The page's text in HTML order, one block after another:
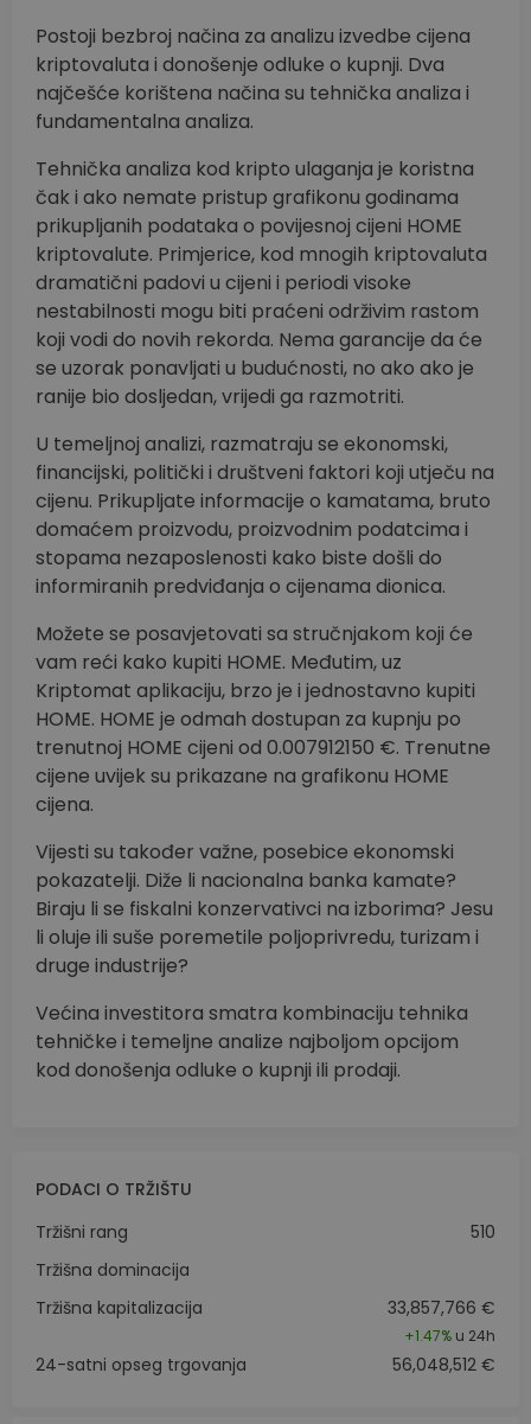
Postoji bezbroj načina za analizu izvedbe cijena
kriptovaluta i donošenje odluke o kupnji. Dva
najčešće korištena načina su tehnička analiza i
fundamentalna analiza.
Tehnička analiza kod kripto ulaganja je koristna
čak i ako nemate pristup grafikonu godinama
prikupljanih podataka o povijesnoj cijeni HOME
kriptovalute. Primjerice, kod mnogih kriptovaluta
dramatični padovi u cijeni i periodi visoke
nestabilnosti mogu biti praćeni održivim rastom
koji vodi do novih rekorda. Nema garancije da će
se uzorak ponavljati u budućnosti, no ako ako je
ranije bio dosljedan, vrijedi ga razmotriti.
U temeljnoj analizi, razmatraju se ekonomski,
financijski, politički i društveni faktori koji utječu na
cijenu. Prikupljate informacije o kamatama, bruto
domaćem proizvodu, proizvodnim podatcima i
stopama nezaposlenosti kako biste došli do
informiranih predviđanja o cijenama dionica.
Možete se posavjetovati sa stručnjakom koji će
vam reći kako kupiti HOME. Međutim, uz
Kriptomat aplikaciju, brzo je i jednostavno kupiti
HOME. HOME je odmah dostupan za kupnju po
trenutnoj HOME cijeni od 0.007912150 €. Trenutne
cijene uvijek su prikazane na grafikonu HOME
cijena.
Vijesti su također važne, posebice ekonomski
pokazatelji. Diže li nacionalna banka kamate?
Biraju li se fiskalni konzervativci na izborima? Jesu
li oluje ili suše poremetile poljoprivredu, turizam i
druge industrije?
Većina investitora smatra kombinaciju tehnika
tehničke i temeljne analize najboljom opcijom
kod donošenja odluke o kupnji ili prodaji.
PODACI O TRŽIŠTU
Tržišni rang
510
Tržišna dominacija
Tržišna kapitalizacija
33,857,766 €
+1.47% u 24h
24-satni opseg trgovanja 56,048,512 €